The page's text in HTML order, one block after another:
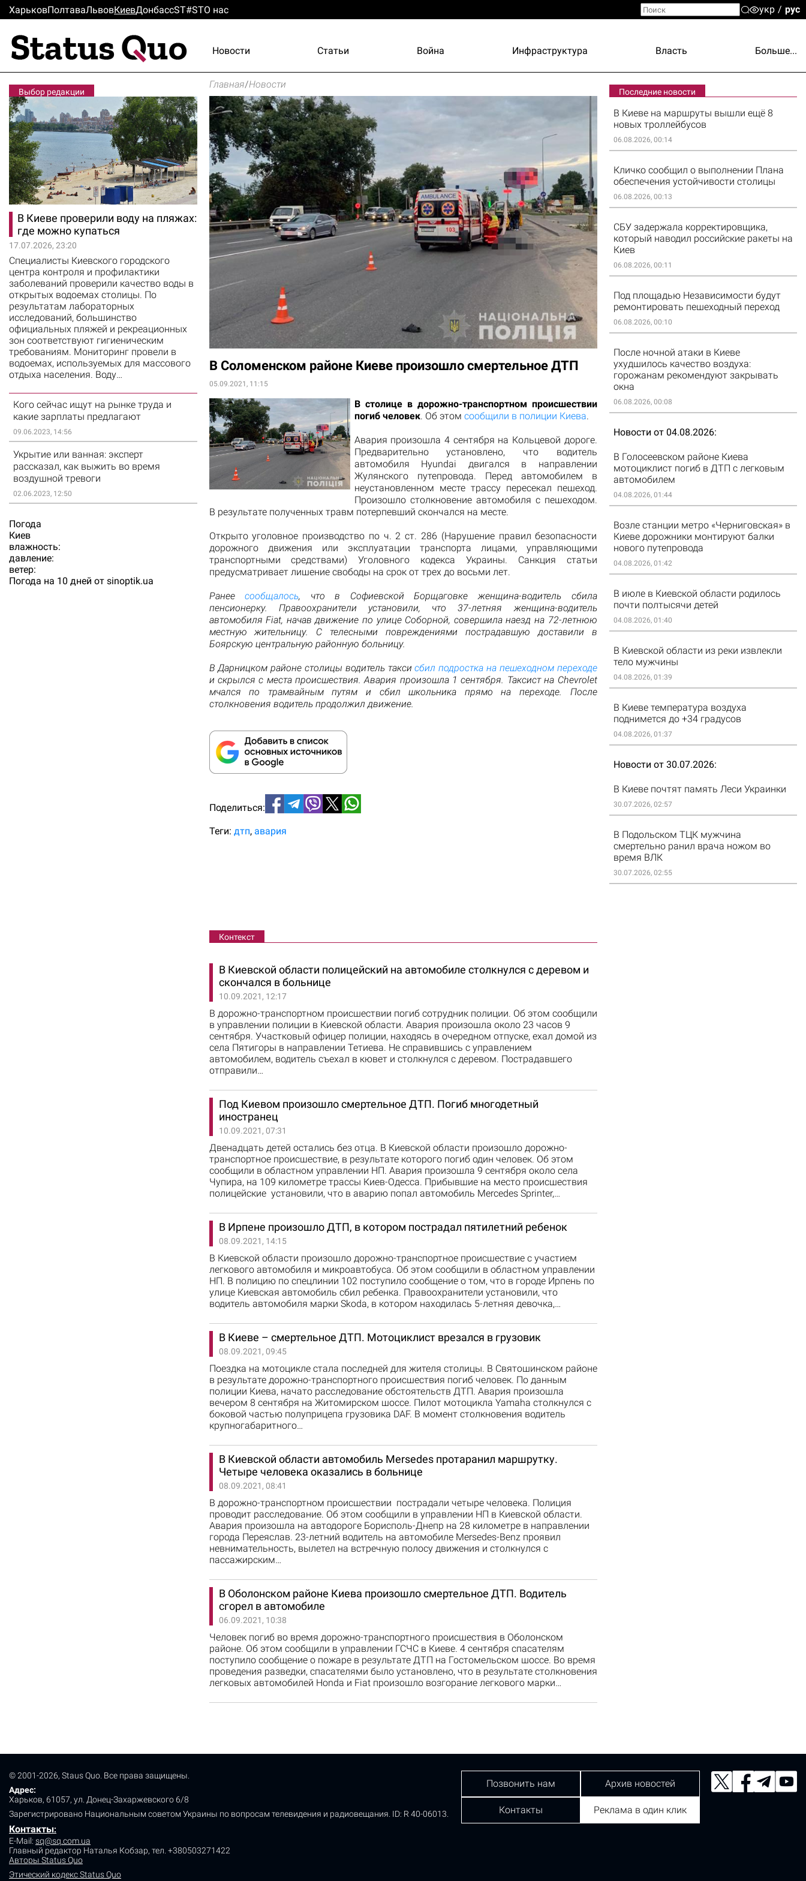
ХарьковПолтаваЛьвовКиевДонбассST#STО нас укр рус
Новости Статьи Война Инфраструктура Власть Больше...
Выбор редакции
В Киеве проверили воду на пляжах:
где можно купаться
17.07.2026, 23:20
Специалисты Киевского городского
центра контроля и профилактики
заболеваний проверили качество воды в
открытых водоемах столицы. По
результатам лабораторных
исследований, большинство
официальных пляжей и рекреационных
зон соответствуют гигиеническим
требованиям. Мониторинг провели в
водоемах, используемых для массового
отдыха населения. Воду…
Кого сейчас ищут на рынке труда и
какие зарплаты предлагают
09.06.2023, 14:56
Укрытие или ванная: эксперт
рассказал, как выжить во время
воздушной тревоги
02.06.2023, 12:50
Погода
Киев
влажность:
давление:
ветер:
Погода на 10 дней от sinoptik.ua
Главная/Новости
В Соломенском районе Киеве произошло смертельное ДТП
05.09.2021, 11:15
В столице в дорожно-транспортном происшествии
погиб человек. Об этом сообщили в полиции Киева.
Авария произошла 4 сентября на Кольцевой дороге.
Предварительно установлено, что водитель
автомобиля Hyundai двигался в направлении
Жулянского путепровода. Перед автомобилем в
неустановленном месте трассу пересекал пешеход.
Произошло столкновение автомобиля с пешеходом.
В результате полученных травм потерпевший скончался на месте.
Открыто уголовное производство по ч. 2 ст. 286 (Нарушение правил безопасности
дорожного движения или эксплуатации транспорта лицами, управляющими
транспортными средствами) Уголовного кодекса Украины. Санкция статьи
предусматривает лишение свободы на срок от трех до восьми лет.
Ранеесообщалось, что в Софиевской Борщаговке женщина-водитель сбила
пенсионерку. Правоохранители установили, что 37-летняя женщина-водитель
автомобиля Fiat, начав движение по улице Соборной, совершила наезд на 72-летнюю
местную жительницу. С телесными повреждениями пострадавшую доставили в
Боярскую центральную районную больницу.
В Дарницком районе столицы водитель таксисбил подростка на пешеходном переходе
и скрылся с места происшествия. ​Авария произошла 1 сентября. Таксист на Chevrolet
мчался по трамвайным путям и сбил школьника прямо на переходе. После
столкновения водитель продолжил движение.
Поделиться:
Теги: дтп авария
Контекст
В Киевской области полицейский на автомобиле столкнулся с деревом и
скончался в больнице
10.09.2021, 12:17
В дорожно-транспортном происшествии погиб сотрудник полиции. Об этом сообщили
в управлении полиции в Киевской области. Авария произошла около 23 часов 9
сентября. Участковый офицер полиции, находясь в очередном отпуске, ехал домой из
села Пятигоры в направлении Тетиева. Не справившись с управлением
автомобилем, водитель съехал в кювет и столкнулся с деревом. Пострадавшего
отправили…
Под Киевом произошло смертельное ДТП. Погиб многодетный
иностранец
10.09.2021, 07:31
Двенадцать детей остались без отца. В Киевской области произошло дорожно-
транспортное происшествие, в результате которого погиб один человек. Об этом
сообщили в областном управлении НП. Авария произошла 9 сентября около села
Чупира, на 109 километре трассы Киев-Одесса. Прибывшие на место происшествия
полицейские установили, что в аварию попал автомобиль Mercedes Sprinter,…
В Ирпене произошло ДТП, в котором пострадал пятилетний ребенок
08.09.2021, 14:15
В Киевской области произошло дорожно-транспортное происшествие с участием
легкового автомобиля и микроавтобуса. Об этом сообщили в областном управлении
НП. В полицию по спецлинии 102 поступило сообщение о том, что в городе Ирпень по
улице Киевская автомобиль сбил ребенка. Правоохранители установили, что
водитель автомобиля марки Skoda, в котором находилась 5-летняя девочка,…
В Киеве – смертельное ДТП. Мотоциклист врезался в грузовик
08.09.2021, 09:45
Поездка на мотоцикле стала последней для жителя столицы. В Святошинском районе
в результате дорожно-транспортного происшествия погиб человек. По данным
полиции Киева, начато расследование обстоятельств ДТП. Авария произошла
вечером 8 сентября на Житомирском шоссе. Пилот мотоцикла Yamaha столкнулся с
боковой частью полуприцепа грузовика DAF. В момент столкновения водитель
крупногабаритного…
В Киевской области автомобиль Mersedes протаранил маршрутку.
Четыре человека оказались в больнице
08.09.2021, 08:41
В дорожно-транспортном происшествии пострадали четыре человека. Полиция
проводит расследование. Об этом сообщили в управлении НП в Киевской области.
Авария произошла на автодороге Борисполь-Днепр на 28 километре в направлении
города Переяслав. 23-летний водитель на автомобиле Mersedes-Benz проявил
невнимательность, вылетел на встречную полосу движения и столкнулся с
пассажирским…
В Оболонском районе Киева произошло смертельное ДТП. Водитель
сгорел в автомобиле
06.09.2021, 10:38
Человек погиб во время дорожно-транспортного происшествия в Оболонском
районе. Об этом сообщили в управлении ГСЧС в Киеве. 4 сентября спасателям
поступило сообщение о пожаре в результате ДТП на Гостомельском шоссе. Во время
проведения разведки, спасателями было установлено, что в результате столкновения
легковых автомобилей Honda и Fiat произошло возгорание легкового марки…
Последние новости
В Киеве на маршруты вышли ещё 8
новых троллейбусов
06.08.2026, 00:14
Кличко сообщил о выполнении Плана
обеспечения устойчивости столицы
06.08.2026, 00:13
СБУ задержала корректировщика,
который наводил российские ракеты на
Киев
06.08.2026, 00:11
Под площадью Независимости будут
ремонтировать пешеходный переход
06.08.2026, 00:10
После ночной атаки в Киеве
ухудшилось качество воздуха:
горожанам рекомендуют закрывать
окна
06.08.2026, 00:08
Новости от 04.08.2026
В Голосеевском районе Киева
мотоциклист погиб в ДТП с легковым
автомобилем
04.08.2026, 01:44
Возле станции метро «Черниговская» в
Киеве дорожники монтируют балки
нового путепровода
04.08.2026, 01:42
В июле в Киевской области родилось
почти полтысячи детей
04.08.2026, 01:40
В Киевской области из реки извлекли
тело мужчины
04.08.2026, 01:39
В Киеве температура воздуха
поднимется до +34 градусов
04.08.2026, 01:37
Новости от 30.07.2026
В Киеве почтят память Леси Украинки
30.07.2026, 02:57
В Подольском ТЦК мужчина
смертельно ранил врача ножом во
время ВЛК
30.07.2026, 02:55
© 2001-2026, Staus Quo. Все права защищены.
Адрес:
Харьков, 61057, ул. Донец-Захаржевского 6/8
Зарегистрировано Национальным советом Украины по вопросам телевидения и радиовещания. ID: R 40-06013.
Контакты:
E-Mail: sq@sq.com.ua
Главный редактор Наталья Кобзар, тел. +380503271422
Авторы Status Quo
Этический кодекс Status Quo
Позвонить нам Архив новостей
Контакты Реклама в один клик